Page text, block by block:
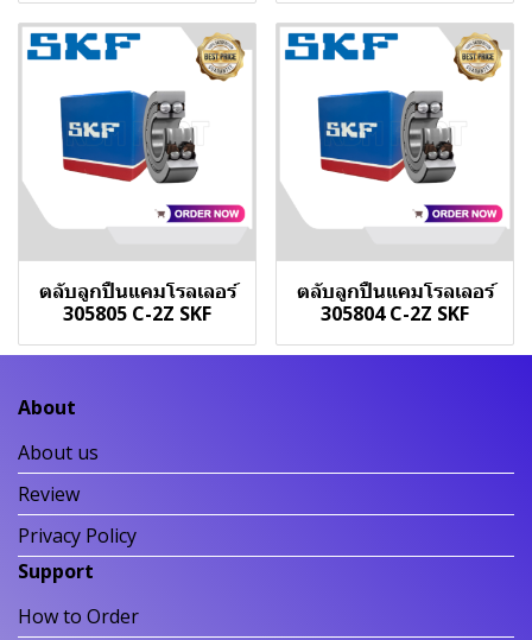
ตลับลูกปืนแคมโรลเลอร์
305805 C-2Z SKF
ตลับลูกปืนแคมโรลเลอร์
305804 C-2Z SKF
About
About us
Review
Privacy Policy
Support
How to Order